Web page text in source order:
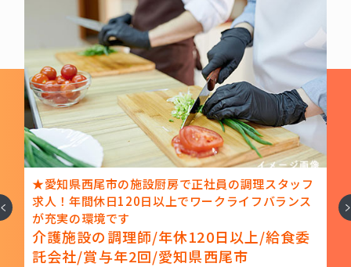
尾市の施設厨房で正社員の調理スタッフ
休日120日以上でワークライフバランス
境です
の調理師/年休120日以上/給食委
与年2回/愛知県西尾市
★和食の調理ス
な日本料理店
ホテルの
知県西尾市
次